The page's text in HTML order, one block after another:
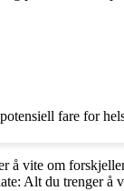
fare for
å vite om
Alt du trenger å